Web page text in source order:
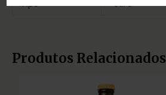
Produtos Relacionados